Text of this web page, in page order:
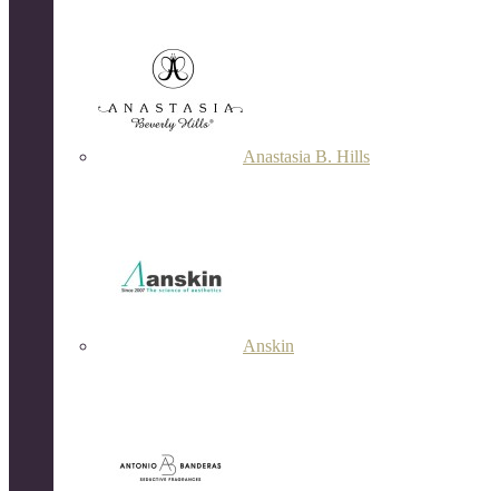
Anastasia B. Hills
Anskin